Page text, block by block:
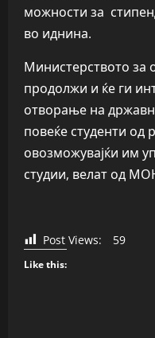
можности за
во иднина.
Министерството за
продолжи и ќе ги
отворање на
повеќе студенти од
овозможувајќи им
студии, велат од
Post Views: 59
Like this: